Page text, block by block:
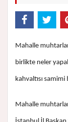
Mahalle
birlikte neler
kahvaltısı
Mahalle